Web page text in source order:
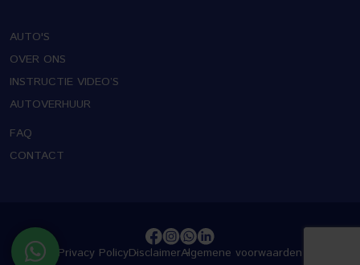
AUTO'S
OVER ONS
INSTRUCTIE VIDEO’S
AUTOVERHUUR
FAQ
CONTACT
Privacy PolicyDisclaimerAlgemene voorwaarden